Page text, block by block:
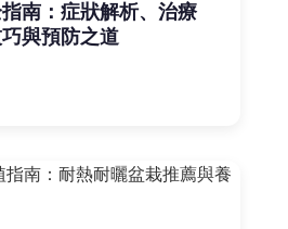
南：症狀解析、治療
與預防之道